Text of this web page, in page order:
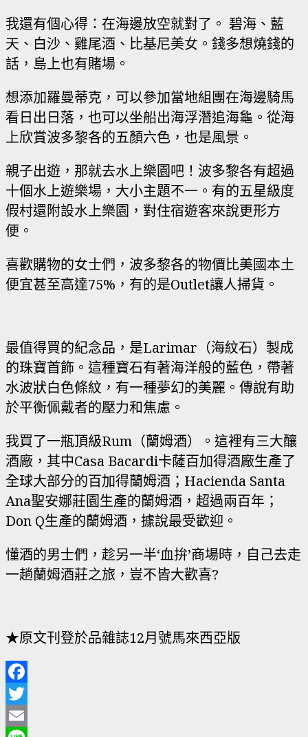
我還有個心得：在海邊放空就對了。 碧海、藍
天、白沙、雞尾酒、比基尼美女。錢多想燒錢的
話，島上也有賭場。
想添加羅曼蒂克，可以參加當地組團在海邊騎馬
看日出日落，也可以坐船出海浮潛追海龜。從海
上欣賞波多黎各的五顏六色，也是風景。
親子出遊，那就去水上樂園吧！波多黎各有超過
十個水上遊樂場，大小主題不一。有的五星級度
假村還附設水上樂園，對住宿遊客來說更形方
便。
喜歡購物的女士們，波多黎各的物價比美國本土
便宜甚至高達75%，有的是Outlet讓人掃貨。
最值得買的紀念品，是Larimar（海紋石）製成
的珠寶首飾。這種寶石有著海洋般的藍色，帶著
水波狀白色條紋，有一種夢幻的美麗。傳說有助
於平衡佩戴者的壓力和焦慮。
我買了一瓶頂級Rum（蘭姆酒）。這裡有三大釀
酒廠，其中Casa Bacardi卡薩百加得酒廠生產了
全球大部分的百加得蘭姆酒；Hacienda Santa
Ana聖安娜莊園生產的蘭姆酒，超過兩百年；
Don Q生產的蘭姆酒，據說最受歡迎。
懂酒的男士們，趁另一半‘血拚’商場時，自己去走
一趟蘭姆酒莊之旅，豈不皆大歡喜?
★原文刊登於品雜誌12月號馬來西亞版
Facebook
Twitter